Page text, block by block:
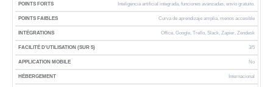
M
I
P
A
L
E
S
O
5
V
L
O
Inteligencia artificial integrada, funciones avanzadas, envío gratuito.
Curva de aprendizaje amplia, menos accesible
Office, Google, Trello, Slack, Zapier, Zendesk
3/5
No
Internacional